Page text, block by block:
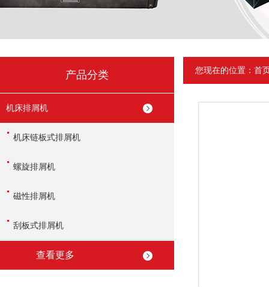
产品分类
机床排屑机
机床链板式排屑机
螺旋排屑机
磁性排屑机
刮板式排屑机
查看更多
您现在的位置： 首